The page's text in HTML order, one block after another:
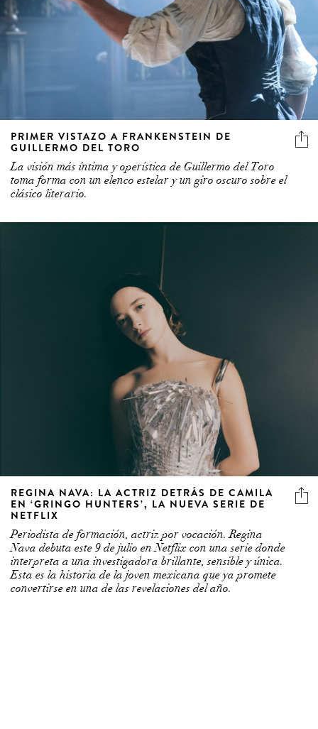
PRIMER VISTAZO A FRANKENSTEIN DE
GUILLERMO DEL TORO
La visión más íntima y operística de Guillermo del Toro
toma forma con un elenco estelar y un giro oscuro sobre el
clásico literario.
REGINA NAVA: LA ACTRIZ DETRÁS DE CAMILA
EN ‘GRINGO HUNTERS’, LA NUEVA SERIE DE
NETFLIX
Periodista de formación, actriz por vocación. Regina
Nava debuta este 9 de julio en Netflix con una serie donde
interpreta a una investigadora brillante, sensible y única.
Esta es la historia de la joven mexicana que ya promete
convertirse en una de las revelaciones del año.